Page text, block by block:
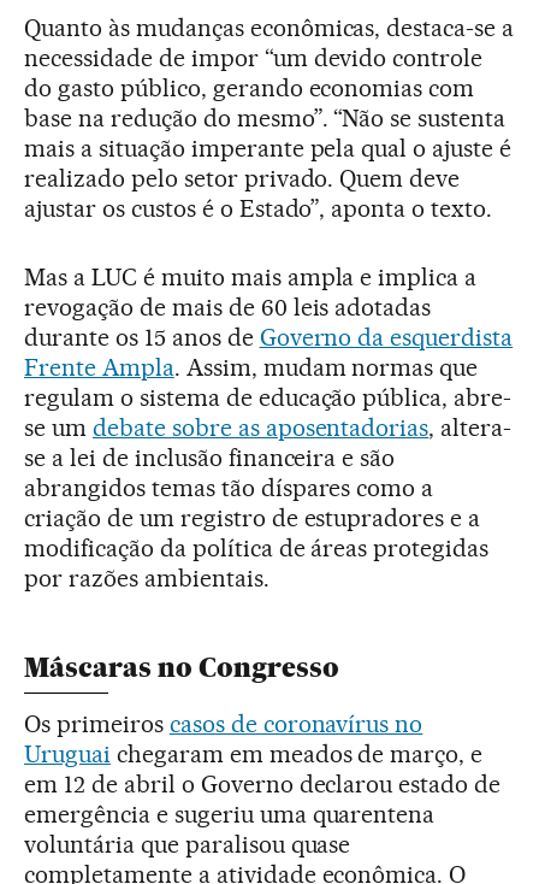
Quanto às mudanças econômicas, destaca-se a
necessidade de impor “um devido controle
do gasto público, gerando economias com
base na redução do mesmo”. “Não se sustenta
mais a situação imperante pela qual o ajuste é
realizado pelo setor privado. Quem deve
ajustar os custos é o Estado”, aponta o texto.
Mas a LUC é muito mais ampla e implica a
revogação de mais de 60 leis adotadas
durante os 15 anos de Governo da esquerdista
Frente Ampla. Assim, mudam normas que
regulam o sistema de educação pública, abre-
se um debate sobre as aposentadorias, altera-
se a lei de inclusão financeira e são
abrangidos temas tão díspares como a
criação de um registro de estupradores e a
modificação da política de áreas protegidas
por razões ambientais.
Máscaras no Congresso
Os primeiros casos de coronavírus no
Uruguai chegaram em meados de março, e
em 12 de abril o Governo declarou estado de
emergência e sugeriu uma quarentena
voluntária que paralisou quase
completamente a atividade econômica. O